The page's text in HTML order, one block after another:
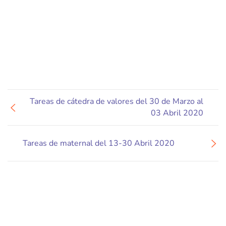
Tareas de maternal del 13-30 Abril 2020
Tareas de cátedra de valores del 30 de Marzo al
03 Abril 2020